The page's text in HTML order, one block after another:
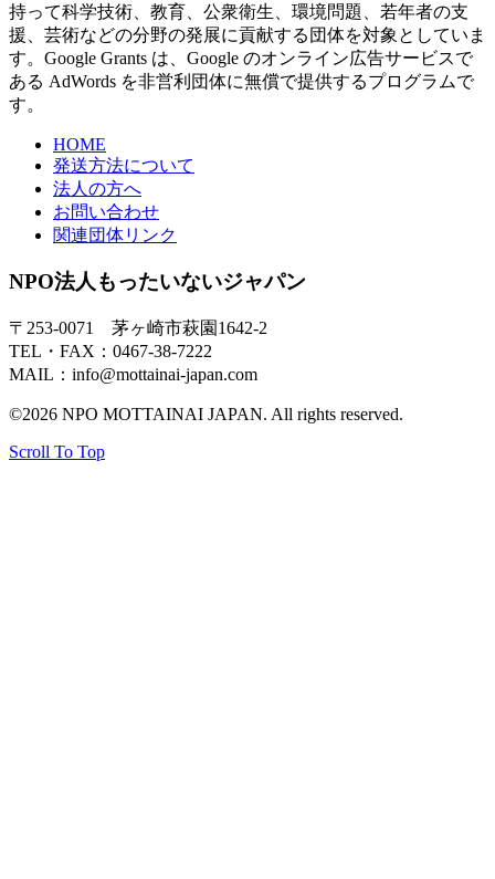
持って科学技術、教育、公衆衛生、環境問題、若年者の支
援、芸術などの分野の発展に貢献する団体を対象としていま
す。Google Grants は、Google のオンライン広告サービスで
ある AdWords を非営利団体に無償で提供するプログラムで
す。
HOME
発送方法について
法人の方へ
お問い合わせ
関連団体リンク
NPO法人もったいないジャパン
〒253-0071 茅ヶ崎市萩園1642-2
TEL・FAX：0467-38-7222
MAIL：info@mottainai-japan.com
©2026 NPO MOTTAINAI JAPAN. All rights reserved.
Scroll To Top